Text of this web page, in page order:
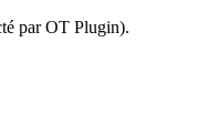
par OT Plugin).